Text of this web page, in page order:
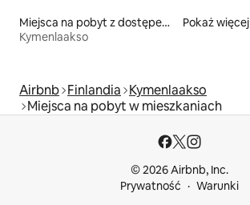
Miejsca na pobyt z dostępem do jeziora
Kymenlaakso
Pokaż więcej
Airbnb Finlandia Kymenlaakso
Miejsca na pobyt w mieszkaniach
© 2026 Airbnb, Inc.
Prywatność
Warunki